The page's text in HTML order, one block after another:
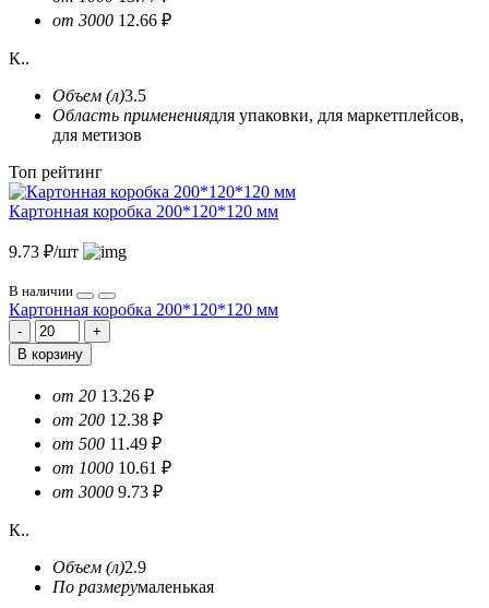
от 3000 12.66 ₽
К..
Объем (л)3.5
Область применениядля упаковки, для маркетплейсов,
для метизов
Топ рейтинг
Картонная коробка 200*120*120 мм
9.73 ₽/шт
В наличии
Картонная коробка 200*120*120 мм
В корзину
от 20 13.26 ₽
от 200 12.38 ₽
от 500 11.49 ₽
от 1000 10.61 ₽
от 3000 9.73 ₽
К..
Объем (л)2.9
По размерумаленькая